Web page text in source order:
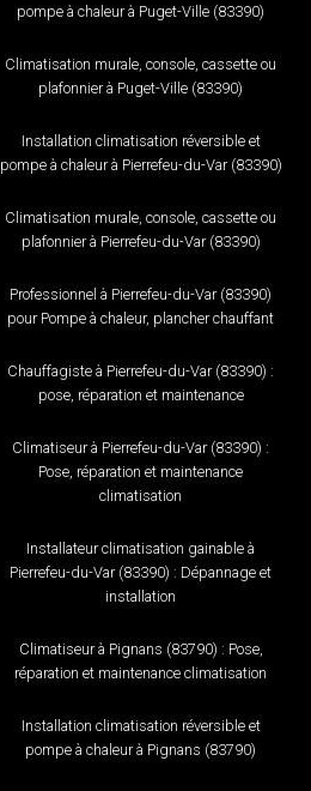
pompe à chaleur à Puget-Ville (83390)
Climatisation murale, console, cassette ou
plafonnier à Puget-Ville (83390)
Installation climatisation réversible et
pompe à chaleur à Pierrefeu-du-Var (83390)
Climatisation murale, console, cassette ou
plafonnier à Pierrefeu-du-Var (83390)
Professionnel à Pierrefeu-du-Var (83390)
pour Pompe à chaleur, plancher chauffant
Chauffagiste à Pierrefeu-du-Var (83390) :
pose, réparation et maintenance
Climatiseur à Pierrefeu-du-Var (83390) :
Pose, réparation et maintenance
climatisation
Installateur climatisation gainable à
Pierrefeu-du-Var (83390) : Dépannage et
installation
Climatiseur à Pignans (83790) : Pose,
réparation et maintenance climatisation
Installation climatisation réversible et
pompe à chaleur à Pignans (83790)